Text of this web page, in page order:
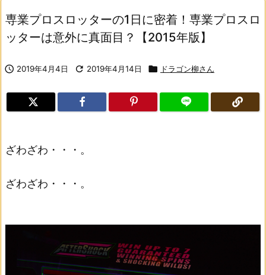
専業プロスロッターの1日に密着！専業プロスロ
ッターは意外に真面目？【2015年版】
 2019年4月4日  2019年4月14日  ドラゴン柳さん
ざわざわ・・・。
ざわざわ・・・。